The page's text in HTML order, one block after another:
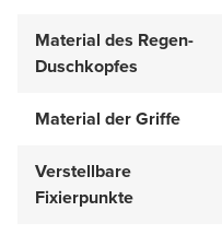
Material des Regen-
Duschkopfes
Material der Griffe
Verstellbare
Fixierpunkte